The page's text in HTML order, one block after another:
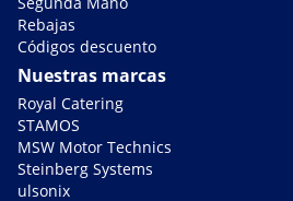
Rebajas
Códigos descuento
Nuestras marcas
Royal Catering
STAMOS
MSW Motor Technics
Steinberg Systems
ulsonix